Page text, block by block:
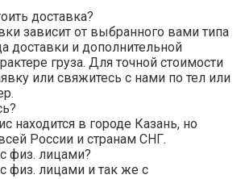
доставка?
зависит от выбранного вами типа
доставки и дополнительной
груза. Для точной стоимости
или свяжитесь с нами по тел или
находится в городе Казань, но
России и странам СНГ.
физ. лицами?
физ. лицами и так же с